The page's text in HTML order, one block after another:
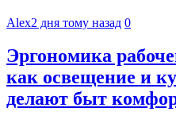
Alex2 дня тому назад 0
Эргономика
как освещение и
делают быт